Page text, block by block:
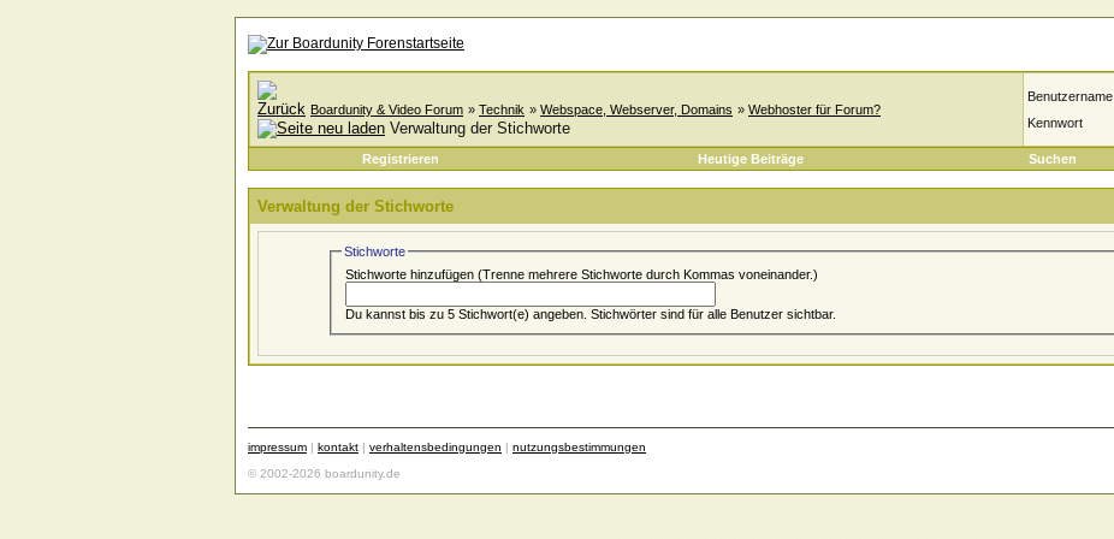
Boardunity & Video Forum » Technik » Webspace, Webserver, Domains » Webhoster für Forum?
Verwaltung der Stichworte
Benutzername
Kennwort
Registrieren Heutige Beiträge Suchen
Verwaltung der Stichworte
Stichworte
Stichworte hinzufügen(Trenne mehrere Stichworte durch Kommas voneinander.)
Du kannst bis zu 5 Stichwort(e) angeben. Stichwörter sind für alle Benutzer sichtbar.
impressum | kontakt | verhaltensbedingungen | nutzungsbestimmungen
© 2002-2026 boardunity.de